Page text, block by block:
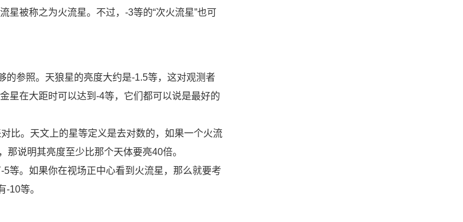
星被称之为火流星。不过，-3等的“次火流星”也可
参照。天狼星的亮度大约是-1.5等，这对观测者
星在大距时可以达到-4等，它们都可以说是最好的
比。天文上的星等定义是去对数的，如果一个火流
说明其亮度至少比那个天体要亮40倍。
等。如果你在视场正中心看到火流星，那么就要考
10等。